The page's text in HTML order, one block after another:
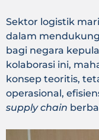
Sektor logistik
dalam
bagi negara
kolaborasi ini,
konsep teoritis,
operasional,
supply chain